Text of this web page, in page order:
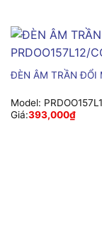
ĐÈN ÂM TRẦN ĐỔI
Model:
Giá:393,000₫